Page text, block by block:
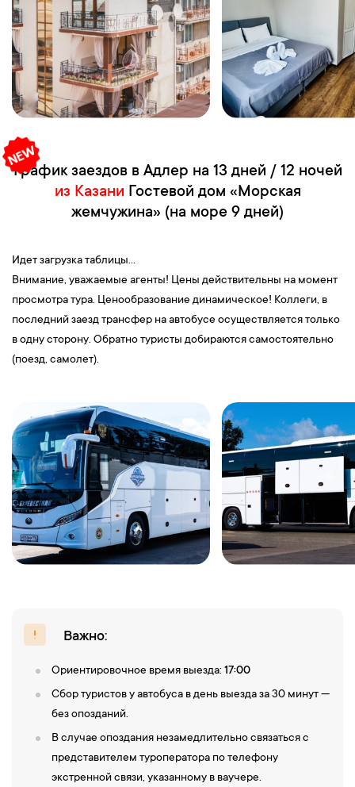
График заездов в Адлер на 13 дней / 12 ночей
из Казани Гостевой дом «Морская
жемчужина» (на море 9 дней)
Идет загрузка таблицы...
Внимание, уважаемые агенты! Цены действительны на момент
просмотра тура. Ценообразование динамическое! Коллеги, в
последний заезд трансфер на автобусе осуществляется только
в одну сторону. Обратно туристы добираются самостоятельно
(поезд, самолет).
Важно:
Ориентировочное время выезда: 17:00
Сбор туристов у автобуса в день выезда за 30 минут —
без опозданий.
В случае опоздания незамедлительно связаться с
представителем туроператора по телефону
экстренной связи, указанному в ваучере.